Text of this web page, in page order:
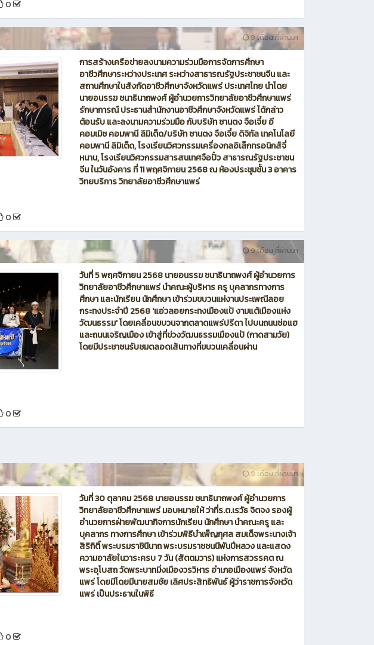
0
9 เดือน ที่ผ่านมา
การสร้างเครือข่ายลงนามความร่วมมือการจัดการศึกษา
อาชีวศึกษาระหว่างประเทศ ระหว่างสาธารณรัฐประชาชนจีน และ
สถานศึกษาในสังกัดอาชีวศึกษาจังหวัดแพร่ ประเทศไทย นำโดย
นายอนรรฆ ชนาธินาถพงศ์ ผู้อำนวยการวิทยาลัยอาชีวศึกษาแพร่
รักษาการณ์ ประธานสำนักงานอาชีวศึกษาจังหวัดแพร่ ได้กล่าว
ต้อนรับ และลงนามความร่วมมือ กับบริษัท ซานตง จือเจี๋ย อี
คอมเมิซ คอมพานี ลิมิเต็ด/บริษัท ซานตง จือเจี๋ย ดิจิทัล เทคโนโลยี
คอมพานี ลิมิเต็ด, โรงเรียนวิศวกรรมเครื่องกลอิเล็กทรอนิกส์จี่
หนาน, โรงเรียนวิศวกรรมสารสนเทศจือปั๋ว สาธารณรัฐประชาชน
จีน ในวันอังคาร ที่ 11 พฤศจิกายน 2568 ณ ห้องประชุมชั้น 3 อาคาร
วิทยบริการ วิทยาลัยอาชีวศึกษาแพร่
0
9 เดือน ที่ผ่านมา
วันที่ 5 พฤศจิกายน 2568 นายอนรรฆ ชนาธินาถพงศ์ ผู้อำนวยการ
วิทยาลัยอาชีวศึกษาแพร่ นำคณะผู้บริหาร ครู บุคลากรทางการ
ศึกษา และนักเรียน นักศึกษา เข้าร่วมขบวนแห่งานประเพณีลอย
กระทงประจำปี 2568 'แอ่วลอยกระทงเมืองแป้ งามแต้เมืองแห่ง
วัฒนธรรม' โดยเคลื่อนขบวนจากตลาดแพร่ปรีดา ไปบนถนนช่อแฮ
และถนนเจริญเมือง เข้าสู่ที่ข่วงวัฒนธรรมเมืองแป้ (กาดสามวัย)
โดยมีประชาชนรับชมตลอดเส้นทางที่ขบวนเคลื่อนผ่าน
0
9 เดือน ที่ผ่านมา
วันที่ 30 ตุลาคม 2568 นายอนรรฆ ชนาธินาถพงศ์ ผู้อำนวยการ
วิทยาลัยอาชีวศึกษาแพร่ มอบหมายให้ ว่าที่ร.ต.เรวัธ จิตจง รองผู้
อำนวยการฝ่ายพัฒนากิจการนักเรียน นักศึกษา นำคณะครู และ
บุคลากร ทางการศึกษา เข้าร่วมพิธีบำเพ็ญกุศล สมเด็จพระนางเจ้า
สิริกิติ์ พระบรมราชินีนาถ พระบรมราชชนนีพันปีหลวง และแสดง
ความอาลัยในวาระครบ 7 วัน (สัตตมวาร) แห่งการสวรรคต ณ
พระอุโบสถ วัดพระบาทมิ่งเมืองวรวิหาร อำเภอเมืองแพร่ จังหวัด
แพร่ โดยมีโดยมีนายสมชัย เลิศประสิทธิพันธ์ ผู้ว่าราชการจังหวัด
แพร่ เป็นประธานในพิธี
0